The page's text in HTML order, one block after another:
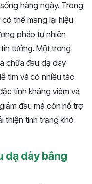
hàng ngày. Trong
thể mang lại hiệu
pháp tự nhiên
tưởng. Một trong
chữa đau dạ dày
tìm và có nhiều tác
tính kháng viêm và
đau mà còn hỗ trợ
thiện tình trạng khó
dạ dày bằng